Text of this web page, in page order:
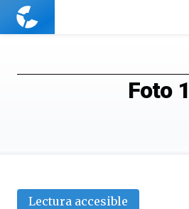
Cuaderno
Foto 1
Lectura accesible